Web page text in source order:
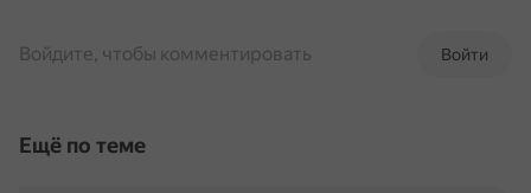
Войти
Войдите, чтобы комментировать
Ещё по теме